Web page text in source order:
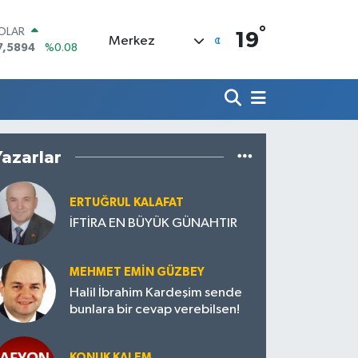
%0.08
%-0.02
%1.32
Merkez 19°
ERTUĞRUL KALAFAT
İFTİRA EN BÜYÜK GÜNAHTIR
MEHMET EMIN GÜZBEY
Halil İbrahim Kardeşim sende
bunlara bir cevap verebilsen!